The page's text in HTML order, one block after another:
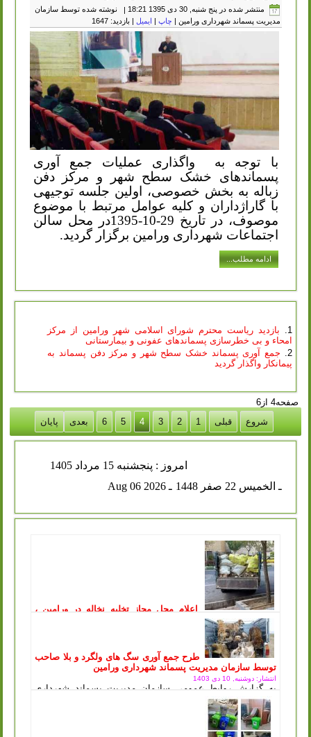
منتشر شده در پنج شنبه, 30 دی 1395 18:21 |
نوشته شده توسط سازمان
مدیریت پسماند شهرداری ورامین | چاپ | ایمیل | بازدید: 1647
با توجه به
واگذاری عملیات جمع آوری
پسماندهای خشک سطح شهر و مرکز دفن
زباله به بخش خصوصی، اولین جلسه توجیهی
با گاراژداران و کلیه عوامل مرتبط با موضوع
موصوف، در تاریخ 29-10-1395در محل سالن
اجتماعات شهرداری ورامین برگزار گردید.
ادامه مطلب...
بازدید ریاست محترم شورای اسلامی شهر ورامین از مرکز
امحاء و بی خطرسازی پسماندهای عفونی و بیمارستانی
جمع آوری پسماند خشک سطح شهر و مرکز دفن پسماند به
پیمانکار واگذار گردید
صفحه4 از6
شروع
قبلی 1
2
3
4
5
6 بعدی پایان
امروز : پنجشنبه 15 مرداد 1405
ـ الخميس 22 صفر 1448
ـ Aug 06 2026
اعلام محل مجاز تخلیه نخاله در ورامین ،
توقیف خودروهای متخلف در پی آن
انتشار: یکشنبه, 11 مرداد 1405
سازمان مدیریت پسماند شهرداری ورامین طی اطلاعیه‌ای، محل
جدید و مجاز تخلیه پسماندهای عمرانی و ساختمانی را اعلام کرد
و هشدار داد که...ادامه مطلب ..
طرح جمع آوری سگ های ولگرد و بلا صاحب
توسط سازمان مدیریت پسماند شهرداری ورامین
انتشار: دوشنبه, 10 دی 1403
به گزارش روابط عمومی سازمان مدیریت پسماند شهرداری
ورامین ، طرح جمع آوری سگ های ولگرد و بلاصاحب توسط
سازمان مدیریت پسماند شهرداری ورامین...